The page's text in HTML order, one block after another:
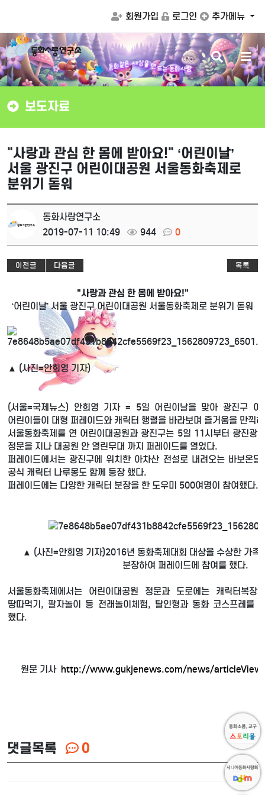
회원가입 로그인 추가메뉴
동화같은 세상을 만드는 동화사랑
검
색
버
튼
메
뉴
버
튼
보도자료
"사랑과 관심 한 몸에 받아요!" ‘어린이날’
서울 광진구 어린이대공원 서울동화축제로
분위기 돋워
동화사랑연구소
2019-07-11 10:49
944 0
이전글 다음글 목록
"사랑과 관심 한 몸에 받아요!"
‘어린이날’ 서울 광진구 어린이대공원 서울동화축제로 분위기 돋워
▲ (사진=안희영 기자)
(서울=국제뉴스) 안희영 기자 = 5일 어린이날을 맞아 광진구 어
어린이들이 대형 퍼레이드와 캐릭터 행렬을 바라보며 즐거움을 만끽
서울동화축제를 연 어린이대공원과 광진구는 5일 11시부터 광진광
정문을 지나 대공원 안 열린무대 까지 퍼레이드를 열었다.
퍼레이드에서는 광진구에 위치한 아차산 전설로 내려오는 바보온
공식 캐릭터 나루몽도 함께 등장 했다.
퍼레이드에는 다양한 캐릭터 분장을 한 도우미 500여명이 참여했다.
▲ (사진=안희영 기자)2016년 동화축제대회 대상을 수상한 가족
분장하여 퍼레이드에 참여를 했다.
서울동화축제에서는 어린이대공원 정문과 도로에는 캐릭터복
땅따먹기, 팔자놀이 등 전래놀이체험, 탈인형과 동화 코스프레를
했다.
원문 기사 http://www.gukjenews.com/news/
댓글목록 0